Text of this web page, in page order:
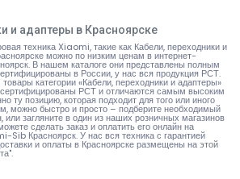
и адаптеры в Красноярске
техника Xiaomi, такие как Кабели, переходники и
можно по низким ценам в интернет-
В нашем каталоге они представлены полным
в России, у нас вся продукция РСТ.
категории «Кабели, переходники и адаптеры»
РСТ и отличаются самым высоким
ту позицию, которая подходит для того или иного
можно быстро и просто – подберите необходимый
или загляните в один из наших розничных магазинов
сделать заказ и оплатить его онлайн на
Красноярск. У нас вся техника с гарантией
и оплаты в Красноярске размещены наэтой
.